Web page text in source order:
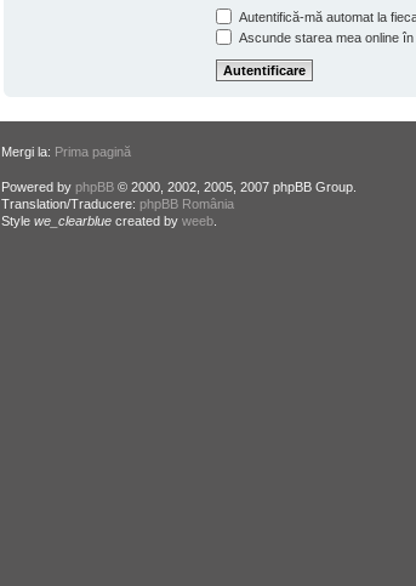
Autentifică-mă automat la
Ascunde starea mea online
Mergi la: Prima pagină
Powered by phpBB© 2000, 2002, 2005, 2007 phpBB Group.
Translation/Traducere: phpBB România
Style we_clearbluecreated by weeb.